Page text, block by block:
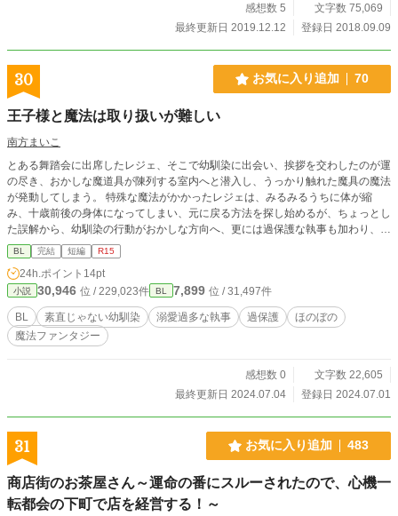
感想数 5
文字数 75,069
最終更新日 2019.12.12
登録日 2018.09.09
30 お気に入り追加 70
王子様と魔法は取り扱いが難しい
南方まいこ
とある舞踏会に出席したレジェ、そこで幼馴染に出会い、挨拶を交わしたのが運
の尽き、おかしな魔道具が陳列する室内へと潜入し、うっかり触れた魔具の魔法
が発動してしまう。 特殊な魔法がかかったレジェは、みるみるうちに体が縮
み、十歳前後の身体になってしまい、元に戻る方法を探し始めるが、ちょっとし
た誤解から、幼馴染の行動がおかしな方向へ、更には過保護な執事も加わり、
BL 完結 短編 R15
24h.ポイント 14pt
小説 30,946 位 / 229,023件 BL 7,899 位 / 31,497件
BL 素直じゃない幼馴染 溺愛過多な執事 過保護
ほのぼの
魔法ファンタジー
感想数 0
文字数 22,605
最終更新日 2024.07.04
登録日 2024.07.01
31 お気に入り追加 483
商店街のお茶屋さん～運命の番にスルーされたので、心機一
転都会の下町で店を経営する！～